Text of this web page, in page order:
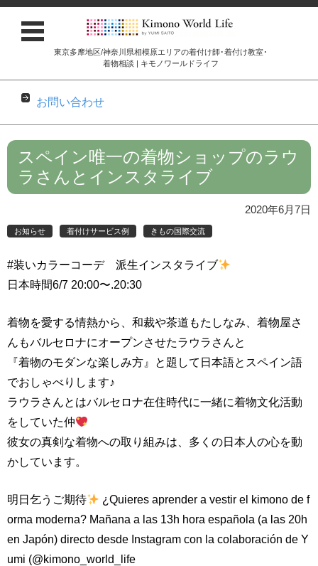
東京多摩地区/神奈川県相模原エリアの着付け師･着付け教室･
着物相談 | キモノワールドライフ
お問い合わせ
コンテンツに移動
スペイン唯一の着物ショップのラウ
ラさんとインスタライブ
2020年6月7日
お知らせ 着付けサービス例 きもの国際交流
#装いカラーコーデ 派生インスタライブ
日本時間6/7 20:00〜.20:30
着物を愛する情熱から、和裁や茶道もたしなみ、着物屋さ
んもバルセロナにオープンさせたラウラさんと
『着物のモダンな楽しみ方』と題して日本語とスペイン語
でおしゃべりします♪
ラウラさんとはバルセロナ在住時代に一緒に着物文化活動
をしていた仲
彼女の真剣な着物への取り組みは、多くの日本人の心を動
かしています。
明日乞うご期待
¿Quieres aprender a vestir el kimono de f
orma moderna? Mañana a las 13h hora española (a las 20h
en Japón) directo desde Instagram con la colaboración de Y
umi (@kimono_world_life